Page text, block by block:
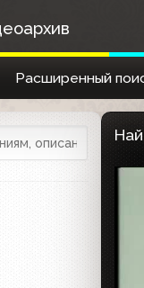
Расширенный